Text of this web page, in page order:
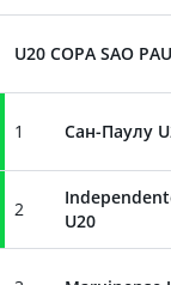
U20 COPA SAO
1 Сан-Паулу
2
U20